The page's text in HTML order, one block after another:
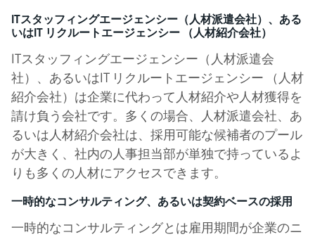
ITスタッフィングエージェンシー（人材派遣会社）、ある
いはIT リクルートエージェンシー （人材紹介会社）
ITスタッフィングエージェンシー（人材派遣会
社）、あるいはIT リクルートエージェンシー （人材
紹介会社）は企業に代わって人材紹介や人材獲得を
請け負う会社です。多くの場合、人材派遣会社、あ
るいは人材紹介会社は、採用可能な候補者のプール
が大きく、社内の人事担当部が単独で持っているよ
りも多くの人材にアクセスできます。
一時的なコンサルティング、あるいは契約ベースの採用
一時的なコンサルティングとは雇用期間が企業のニ